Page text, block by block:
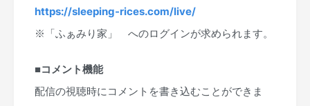
https://sleeping-rices.com/live/
※「ふぁみり家」 へのログインが求められます。
■コメント機能
配信の視聴時にコメントを書き込むことができま